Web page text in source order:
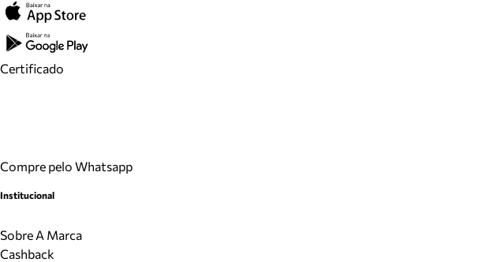
Certificado
Compre pelo Whatsapp
Institucional
Sobre A Marca
Cashback